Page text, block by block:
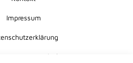
Impressum
zur Barrierefreiheit